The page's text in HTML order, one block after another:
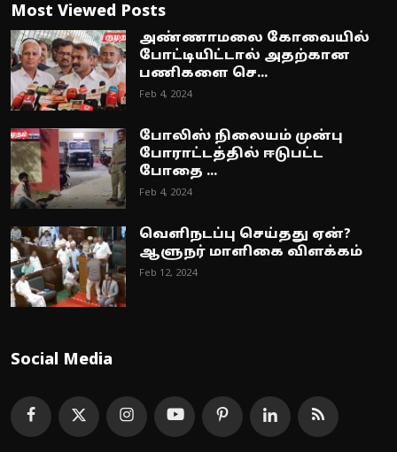
Most Viewed Posts
அண்ணாமலை கோவையில்
போட்டியிட்டால் அதற்கான
பணிகளை செ...
Feb 4, 2024
போலிஸ் நிலையம் முன்பு
போராட்டத்தில் ஈடுபட்ட
போதை ...
Feb 4, 2024
வெளிநடப்பு செய்தது ஏன்?
ஆளுநர் மாளிகை விளக்கம்
Feb 12, 2024
Social Media